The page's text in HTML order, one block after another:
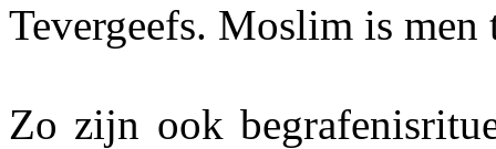
Tevergeefs. Moslim is men
Zo zijn ook